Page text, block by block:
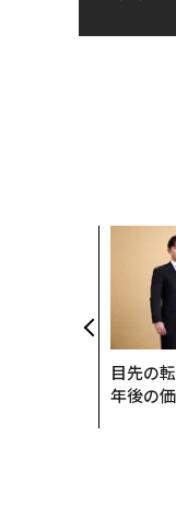
目先の
年後の